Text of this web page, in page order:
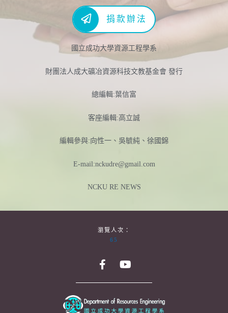
捐款辦法
國立成功大學資源工程學系
財團法人成大礦冶資源科技文教基金會 發行
總編輯:葉信富
客座編輯:高立誠
編輯參與:向性一、吳毓純、徐國錦
E-mail:nckudre@gmail.com
NCKU RE NEWS
瀏覽人次：
65